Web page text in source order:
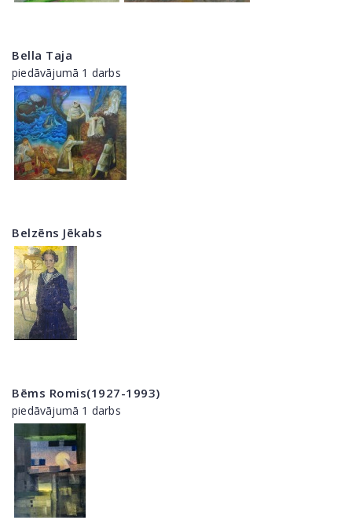
Bella Taja
piedāvājumā 1 darbs
Belzēns Jēkabs
Bēms Romis(1927-1993)
piedāvājumā 1 darbs